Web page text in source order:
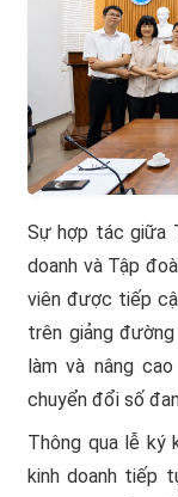
Sự hợp tác giữa
doanh và Tập
viên được tiếp
trên giảng
làm và nâng
chuyển đổi số
Thông qua lễ ký
kinh doanh tiếp